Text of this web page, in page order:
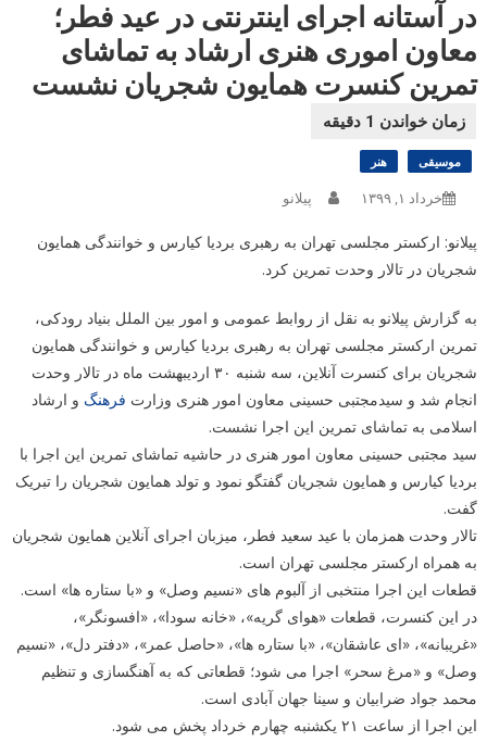
در آستانه اجرای اینترنتی در عید فطر؛
معاون اموری هنری ارشاد به تماشای
تمرین کنسرت همایون شجریان نشست
موسیقی هنر
خرداد ۱, ۱۳۹۹ پیلانو
پیلانو: ارکستر مجلسی تهران به رهبری بردیا کیارس و خوانندگی همایون
شجریان در تالار وحدت تمرین کرد.
به گزارش پیلانو به نقل از روابط عمومی و امور بین الملل بنیاد رودکی،
تمرین ارکستر مجلسی تهران به رهبری بردیا کیارس و خوانندگی همایون
شجریان برای کنسرت آنلاین، سه شنبه ۳۰ اردیبهشت ماه در تالار وحدت
انجام شد و سیدمجتبی حسینی معاون امور هنری وزارت فرهنگ و ارشاد
اسلامی به تماشای تمرین این اجرا نشست.
سید مجتبی حسینی معاون امور هنری در حاشیه تماشای تمرین این اجرا با
بردیا کیارس و همایون شجریان گفتگو نمود و تولد همایون شجریان را تبریک
گفت.
تالار وحدت همزمان با عید سعید فطر، میزبان اجرای آنلاین همایون شجریان
به همراه ارکستر مجلسی تهران است.
قطعات این اجرا منتخبی از آلبوم های «نسیم وصل» و «با ستاره ها» است.
در این کنسرت، قطعات «هوای گریه»، «خانه سودا»، «افسونگر»،
«غریبانه»، «ای عاشقان»، «با ستاره ها»، «حاصل عمر»، «دفتر دل»، «نسیم
وصل» و «مرغ سحر» اجرا می شود؛ قطعاتی که به آهنگسازی و تنظیم
محمد جواد ضرابیان و سینا جهان آبادی است.
این اجرا از ساعت ۲۱ یکشنبه چهارم خرداد پخش می شود.